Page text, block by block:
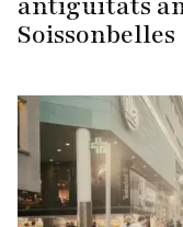
Soissonbelles